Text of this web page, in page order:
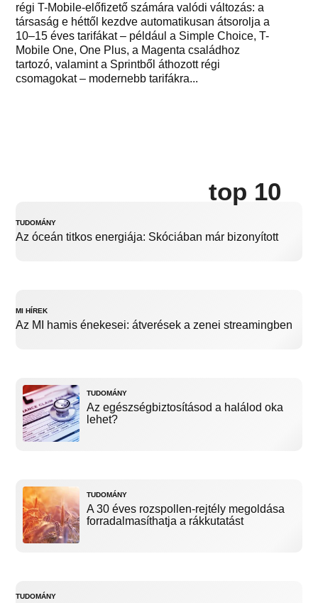
régi T-Mobile-előfizető számára valódi változás: a
társaság e héttől kezdve automatikusan átsorolja a
10–15 éves tarifákat – például a Simple Choice, T-
Mobile One, One Plus, a Magenta családhoz
tartozó, valamint a Sprintből áthozott régi
csomagokat – modernebb tarifákra...
top 10
TUDOMÁNY
Az óceán titkos energiája: Skóciában már bizonyított
MI HÍREK
Az MI hamis énekesei: átverések a zenei streamingben
TUDOMÁNY
Az egészségbiztosításod a halálod oka
lehet?
TUDOMÁNY
A 30 éves rozspollen-rejtély megoldása
forradalmasíthatja a rákkutatást
TUDOMÁNY